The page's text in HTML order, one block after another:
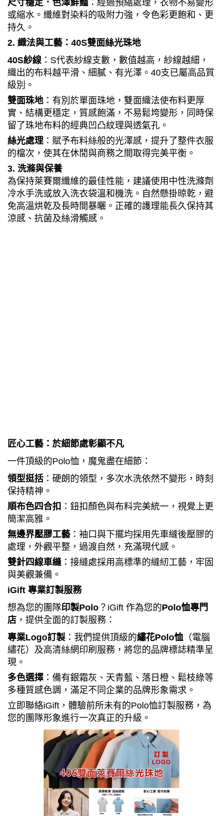
尺寸穩定．色澤鮮豔 ：經過預縮處理，衣物不易變形
或縮水。纖維對染料的吸附力強，令色彩更飽和、更
持久。
2. 織法與工藝： 40S雙面絲光珠地
40S紗線： S代表紗線支數，數值越高，紗線越細，
織出的布料越平滑、細膩、有光澤。 40支已屬高品質
級別。
雙面珠地 ：有別於單面珠地，雙面織法使布料更厚
實、結構更穩定，質感飽滿，不易鬆垮變形，同時保
留了珠地布料的經典凹凸紋理與透氣孔。
絲光處理：賦予布料絲般的光澤感，提升了整件衣服
的檔次，使其在休閒與商務之間取得完美平衡。
3. 洗滌與保養
為保持萊賽爾纖維的最佳性能，建議使用中性洗滌劑
冷水手洗或放入洗衣袋溫和機洗。自然懸掛晾乾，避
免高溫烘乾及長時間暴曬。正確的護理能長久保持其
涼感、抗菌及絲滑觸感。
匠心工藝：於細節處彰顯不凡
一件頂級的Polo恤，魔鬼盡在細節：
領型挺括 ：硬朗的領型，多次水洗依然不變形，時刻
保持精神。
順布色四合扣 ：鈕扣顏色與布料完美統一，視覺上更
簡潔高雅。
無邊界壓膠工藝 ：袖口與下擺均採用先車縫後壓膠的
處理，外觀平整，過渡自然，充滿現代感。
雙針四線車縫：接縫處採用高標準的縫紉工藝，牢固
與美觀兼備。
iGift 專業訂製服務
想為您的團隊印製Polo ？ iGift 作為您的Polo恤專門
店 ，提供全面的訂製服務：
專業Logo訂製 ：我們提供頂級的繡花Polo恤（電腦
繡花）及高清絲網印刷服務，將您的品牌標誌精準呈
現。
多色選擇 ：備有銀霜灰、天青藍、落日橙、鬆枝綠等
多種質感色調，滿足不同企業的品牌形象需求。
立即聯絡iGift ，體驗前所未有的Polo恤訂製服務，為
您的團隊形象進行一次真正的升級。